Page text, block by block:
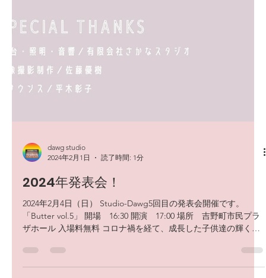
2024年2月1日
読了時間: 1分
2024年発表会！
2024年2月4日（日） Studio-Dawg5回目の発表会開催です。
ザホール 入場料無料 コロナ禍を経て、成長した子供達の輝く姿